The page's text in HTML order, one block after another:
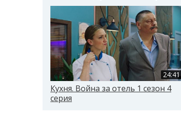
24:41
Кухня. Война за отель 1 сезон 4
серия